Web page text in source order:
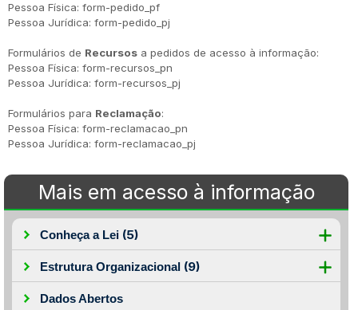
Pessoa Física: form-pedido_pf
Pessoa Jurídica: form-pedido_pj
Formulários de Recursos a pedidos de acesso à informação:
Pessoa Física: form-recursos_pn
Pessoa Jurídica: form-recursos_pj
Formulários para Reclamação:
Pessoa Física: form-reclamacao_pn
Pessoa Jurídica: form-reclamacao_pj
Mais em acesso à informação
Conheça a Lei (5)
Estrutura Organizacional (9)
Dados Abertos